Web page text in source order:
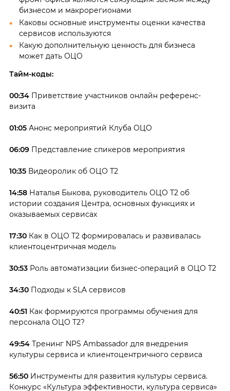
бизнесом и макрорегионами
Каковы основные инструменты оценки качества
сервисов используются
Какую дополнительную ценность для бизнеса
может дать ОЦО
Тайм-коды:
00:34Приветствие участников онлайн референс-
визита
01:05Анонс мероприятий Клуба ОЦО
06:09Представление спикеров мероприятия
10:35Видеоролик об ОЦО Т2
14:58Наталья Быкова, руководитель ОЦО Т2 об
истории создания Центра, основных функциях и
оказываемых сервисах
17:30Как в ОЦО Т2 формировалась и развивалась
клиентоцентричная модель
30:53Роль автоматизации бизнес-операций в ОЦО Т2
34:30Подходы к SLA сервисов
40:51 Как формируются программы обучения для
персонала ОЦО Т2?
49:54Тренинг NPS Ambassador для внедрения
культуры сервиса и клиентоцентричного сервиса
56:50Инструменты для развития культуры сервиса.
Конкурс «Культура эффективности, культура сервиса»